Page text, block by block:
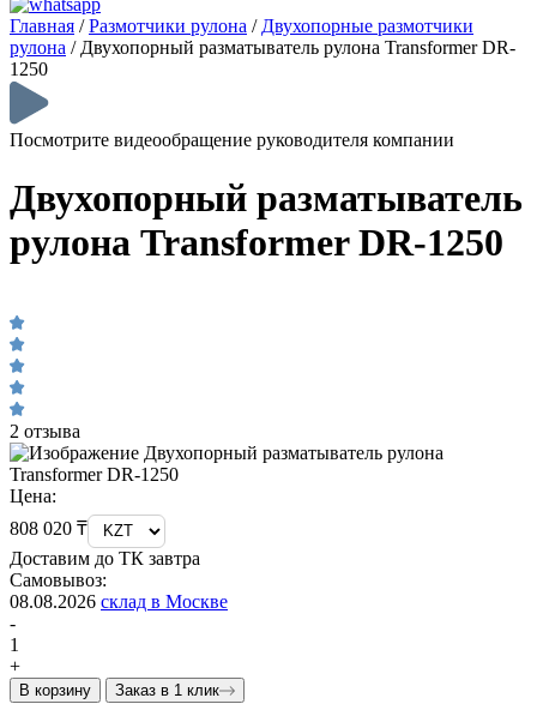
Главная /Размотчики рулона / Двухопорные размотчики
рулона / Двухопорный разматыватель рулона Transformer DR-
1250
Посмотрите видеообращение руководителя компании
Двухопорный разматыватель
рулона Transformer DR-1250
2 отзыва
Цена:
808 020 ₸
Доставим до ТК завтра
Самовывоз:
08.08.2026 склад в Москве
-
1
+
В корзину Заказ в 1 клик